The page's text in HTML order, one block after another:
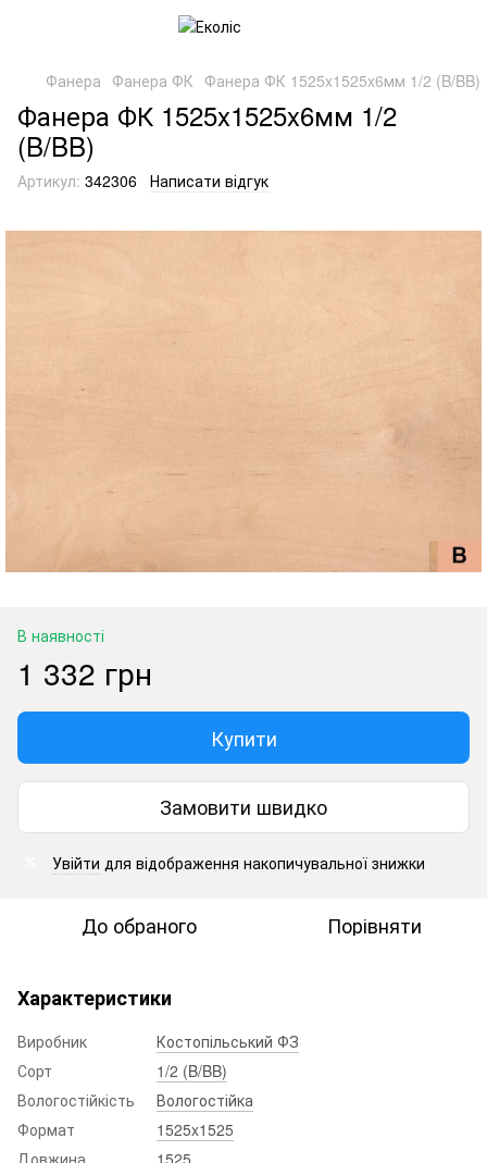
Фанера Фанера ФК Фанера ФК 1525x1525x6мм 1/2 (B/BB)
Фанера ФК 1525x1525x6мм 1/2
(B/BB)
Артикул: 342306 Написати відгук
В наявності
1 332 грн
Купити
Замовити швидко
Увійти для відображення накопичувальної знижки
До обраного Порівняти
Характеристики
Виробник
Костопільський ФЗ
Сорт
1/2 (B/BB)
Вологостійкість
Вологостійка
Формат
1525x1525
Довжина
1525